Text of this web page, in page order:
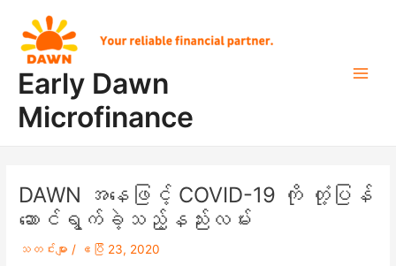
content
Early Dawn
Microfinance
DAWN အနေဖြင့် COVID-19 ကို တုံ့ပြန်
ဆောင်ရွက်ခဲ့သည့်နည်းလမ်း
သတင်းများ / ဧပြီ 23, 2020
navigation